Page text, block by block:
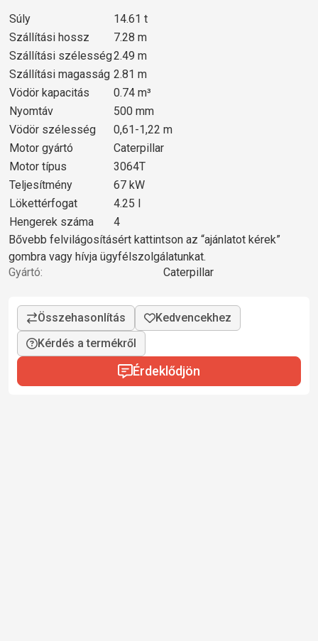
Súly
14.61 t
Szállítási hossz
7.28 m
Szállítási szélesség2.49 m
Szállítási magasság 2.81 m
Vödör kapacitás
0.74 m³
Nyomtáv
500 mm
Vödör szélesség
0,61-1,22 m
Motor gyártó
Caterpillar
Motor típus
3064T
Teljesítmény
67 kW
Lökettérfogat
4.25 l
Hengerek száma
4
Bővebb felvilágosításért kattintson az “ajánlatot kérek”
gombra vagy hívja ügyfélszolgálatunkat.
Gyártó:
Caterpillar
Kérdés a termékről
Érdeklődjön